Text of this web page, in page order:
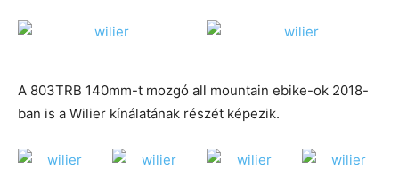
A 803TRB 140mm-t mozgó all mountain ebike-ok 2018-
ban is a Wilier kínálatának részét képezik.